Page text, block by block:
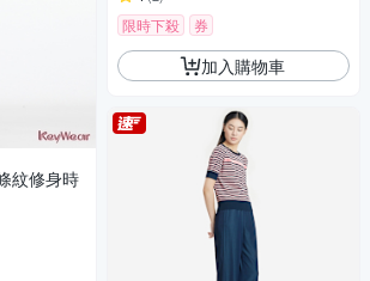
限時下殺 券
加入購物車